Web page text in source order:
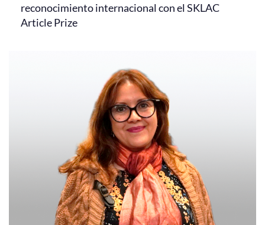
reconocimiento internacional con el SKLAC
Article Prize